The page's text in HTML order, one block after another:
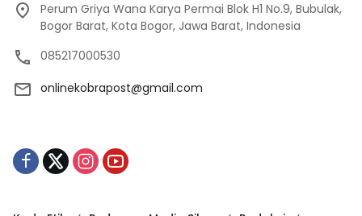
Perum Griya Wana Karya Permai Blok H1 No.9, Bubulak,
Bogor Barat, Kota Bogor, Jawa Barat, Indonesia
085217000530
onlinekobrapost@gmail.com